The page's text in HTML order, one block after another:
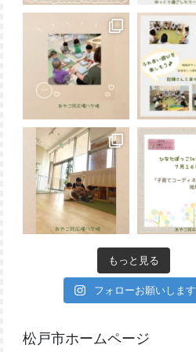
もっと見る
フォローお願いします
松戸市ホームページ